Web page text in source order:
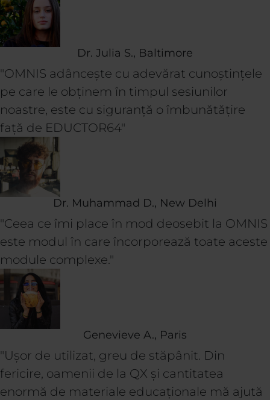
Dr. Julia S., Baltimore
"OMNIS adâncește cu adevărat cunoștințele
pe care le obținem în timpul sesiunilor
noastre, este cu siguranță o îmbunătățire
față de EDUCTOR64"
Dr. Muhammad D., New Delhi
"Ceea ce îmi place în mod deosebit la OMNIS
este modul în care încorporează toate aceste
module complexe."
Genevieve A., Paris
"Ușor de utilizat, greu de stăpânit. Din
fericire, oamenii de la QX și cantitatea
enormă de materiale educaționale mă ajută